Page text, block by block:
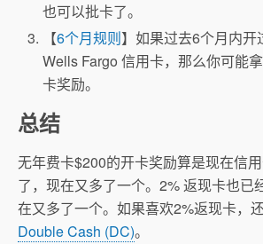
也可以批卡了。
【6个月规则】如果过去6个月内开
Wells Fargo 信用卡，那么你可能
卡奖励。
总结
无年费卡$200的开卡奖励算是现在信
了，现在又多了一个。2% 返现卡也已
在又多了一个。如果喜欢2%返现卡，
Double Cash (DC)。